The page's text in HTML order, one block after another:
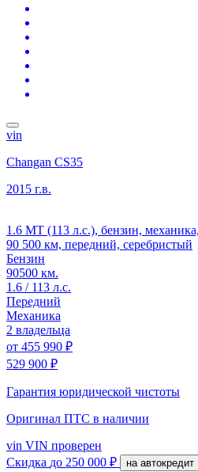
vin
Changan CS35
2015 г.в.
1.6 MT (113 л.с.), бензин,
90 500 км, передний, серебристый
Бензин
90500 км.
1.6 / 113 л.с.
Передний
Механика
2 владельца
от 455 990 ₽
529 900 ₽
Гарантия юридической чистоты
Оригинал ПТС в наличии
vin VIN проверен
Скидка до 250 000 ₽ на автокредит